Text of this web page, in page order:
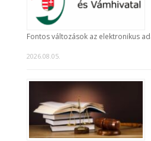
Fontos változások az elektronikus
2026.08.05.